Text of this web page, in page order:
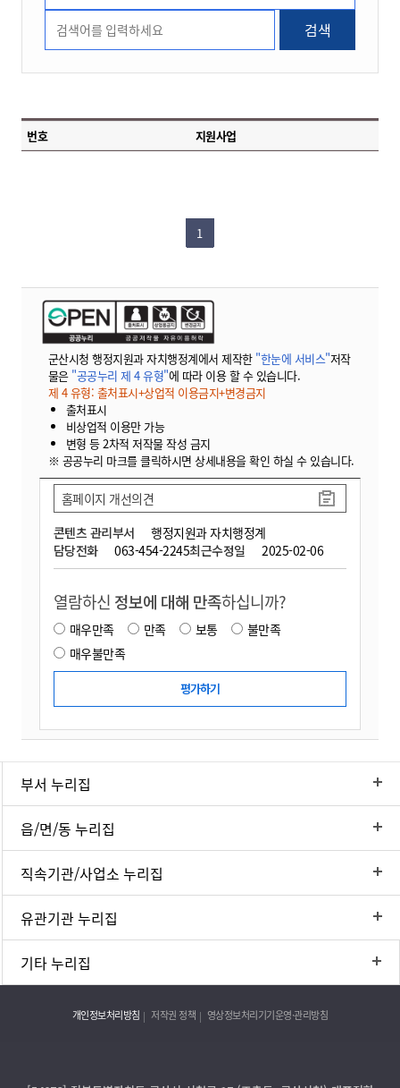
검색
번호 지원사업
1
군산시청 행정지원과 자치행정계에서 제작한 "한눈에 서비스"저작
물은 "공공누리 제 4 유형"에 따라 이용 할 수 있습니다.
제 4 유형: 출처표시+상업적 이용금지+변경금지
출처표시
비상업적 이용만 가능
변형 등 2차적 저작물 작성 금지
※ 공공누리 마크를 클릭하시면 상세내용을 확인 하실 수 있습니다.
콘텐츠 관리부서
행정지원과 자치행정계
담당전화
063-454-2245최근수정일 2025-02-06
홈페이지 개선의견
열람하신 정보에 대해 만족하십니까?
매우만족 만족 보통
불만족
매우불만족
부서 누리집
읍/면/동 누리집
직속기관/사업소 누리집
유관기관 누리집
기타 누리집
개인정보처리방침 저작권 정책 영상정보처리기기운영·관리방침